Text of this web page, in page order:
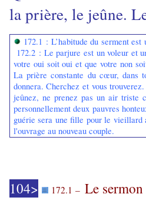
la prière, le jeûne.
172.1 : L’habitude du serment
172.2 : Le parjure est un voleur et
votre oui soit oui et que votre non
La prière constante du cœur, dans
donnera. Cherchez et vous
jeûnez, ne prenez pas un air triste
personnellement deux pauvres
guérie sera une fille pour le vieillard
l'ouvrage au nouveau couple.
104> 172.1 – Le